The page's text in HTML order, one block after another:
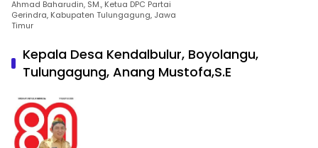
Ahmad Baharudin, SM., Ketua DPC Partai
Gerindra, Kabupaten Tulungagung, Jawa
Timur
Kepala Desa Kendalbulur, Boyolangu,
Tulungagung, Anang Mustofa,S.E